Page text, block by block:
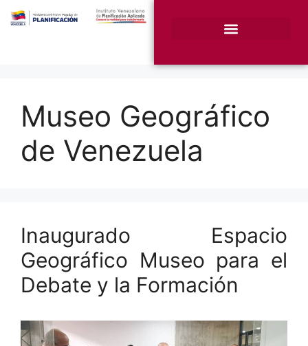
Museo Geográfico
de Venezuela
Inaugurado Espacio
Geográfico Museo para el
Debate y la Formación